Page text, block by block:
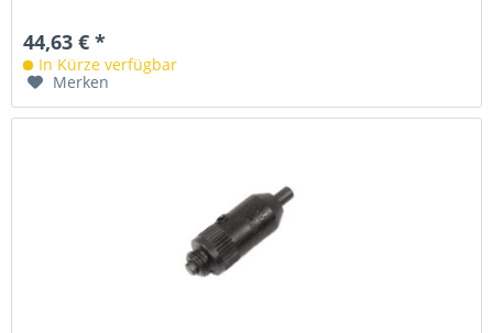
44,63 € *
In Kürze verfügbar
Merken